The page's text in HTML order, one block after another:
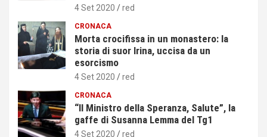
4 Set 2020 red
CRONACA
Morta crocifissa in un monastero: la
storia di suor Irina, uccisa da un
esorcismo
4 Set 2020 red
CRONACA
“Il Ministro della Speranza, Salute”, la
gaffe di Susanna Lemma del Tg1
4 Set 2020 red